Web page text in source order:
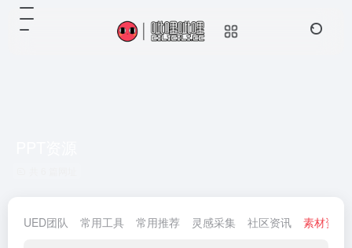
UED团队 常用工具 常用推荐 灵感采集 社区资讯 素材资源